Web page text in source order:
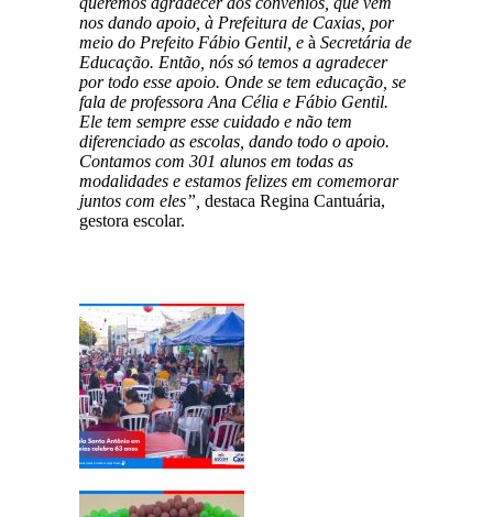
nos dando apoio, à Prefeitura de Caxias, por
meio do Prefeito Fábio Gentil, e à Secretária de
Educação. Então, nós só temos a agradecer
por todo esse apoio. Onde se tem educação, se
fala de professora Ana Célia e Fábio Gentil.
Ele tem sempre esse cuidado e não tem
diferenciado as escolas, dando todo o apoio.
Contamos com 301 alunos em todas as
modalidades e estamos felizes em comemorar
juntos com eles”, destaca Regina Cantuária,
gestora escolar.